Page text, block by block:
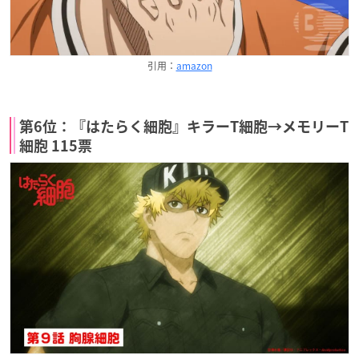
引用： amazon
第6位：『はたらく細胞』キラーT細胞→メモリーT
細胞 115票